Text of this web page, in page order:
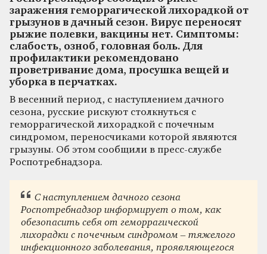
заражения геморрагической лихорадкой от
грызунов в дачный сезон. Вирус переносят
рыжие полевки, вакцины нет. Симптомы:
слабость, озноб, головная боль. Для
профилактики рекомендовано
проветривание дома, просушка вещей и
уборка в перчатках.
В весенний период, с наступлением дачного
сезона, русские рискуют столкнуться с
геморрагической лихорадкой с почечным
синдромом, переносчиками которой являются
грызуны. Об этом сообщили в пресс-службе
Роспотребнадзора.
С наступлением дачного сезона
Роспотребнадзор информирует о том, как
обезопасить себя от геморрагической
лихорадки с почечным синдромом – тяжелого
инфекционного заболевания, проявляющегося